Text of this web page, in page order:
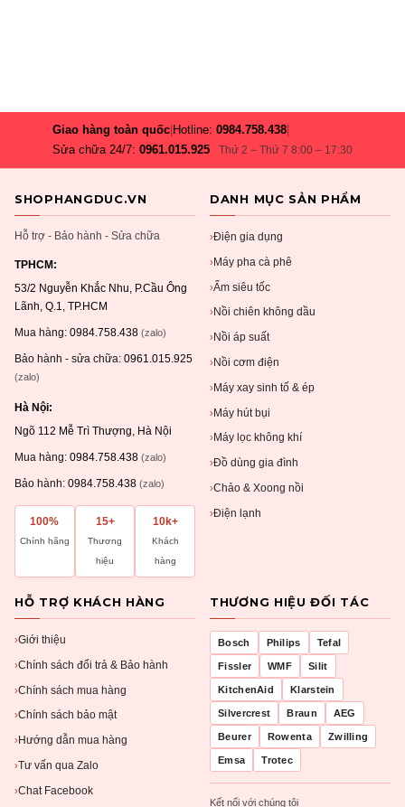
Giao hàng toàn quốc Hotline:0984.758.438
Sửa chữa 24/7:0961.015.925 Thứ 2 – Thứ 7 8:00 – 17:30
SHOPHANGDUC.VN
Hỗ trợ - Bảo hành - Sửa chữa
TPHCM:
53/2 Nguyễn Khắc Nhu, P.Cầu Ông
Lãnh, Q.1, TP.HCM
Mua hàng: 0984.758.438 (zalo)
Bảo hành - sửa chữa: 0961.015.925
(zalo)
Hà Nội:
Ngõ 112 Mễ Trì Thượng, Hà Nội
Mua hàng: 0984.758.438 (zalo)
Bảo hành: 0984.758.438 (zalo)
100%
Chính hãng
15+
Thương
hiệu
10k+
Khách
hàng
DANH MỤC SẢN PHẨM
›Điện gia dụng
›Máy pha cà phê
›Ấm siêu tốc
› Nồi chiên không dầu
› Nồi áp suất
› Nồi cơm điện
›Máy xay sinh tố & ép
›Máy hút bụi
› Máy lọc không khí
›Đồ dùng gia đình
›Chảo & Xoong nồi
›Điện lạnh
HỖ TRỢ KHÁCH HÀNG
›Giới thiệu
›Chính sách đổi trả & Bảo hành
›Chính sách mua hàng
›Chính sách bảo mật
› Hướng dẫn mua hàng
›Tư vấn qua Zalo
›Chat Facebook
THƯƠNG HIỆU ĐỐI TÁC
Bosch Philips Tefal
Fissler WMF Silit
KitchenAid Klarstein
Silvercrest Braun AEG
Beurer Rowenta Zwilling
Emsa Trotec
Kết nối với chúng tôi